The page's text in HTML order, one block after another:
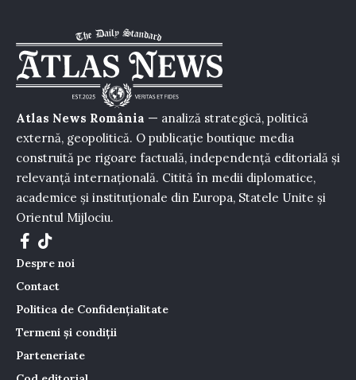
Atlas News România — analiză strategică, politică
externă, geopolitică. O publicație boutique media
construită pe rigoare factuală, independență editorială și
relevanță internațională. Citită în medii diplomatice,
academice și instituționale din Europa, Statele Unite și
Orientul Mijlociu.
Despre noi
Contact
Politica de Confidențialitate
Termeni și condiții
Parteneriate